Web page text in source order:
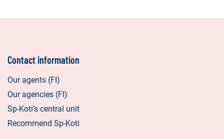
Contact information
Our agents (FI)
Our agencies (FI)
Sp-Koti’s central unit
Recommend Sp-Koti